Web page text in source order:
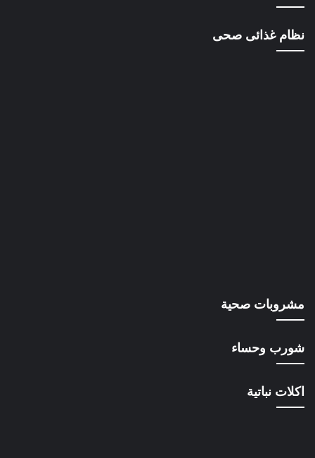
نظام غذائى صحى
مشروبات صحية
شورب وحساء
اكلات نباتية